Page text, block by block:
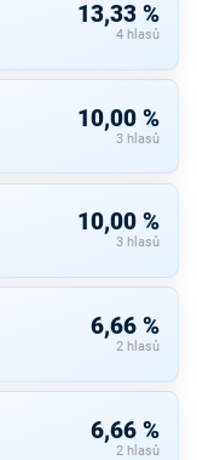
13,33 %
4 hlasů
10,00 %
3 hlasů
10,00 %
3 hlasů
6,66 %
2 hlasů
6,66 %
2 hlasů